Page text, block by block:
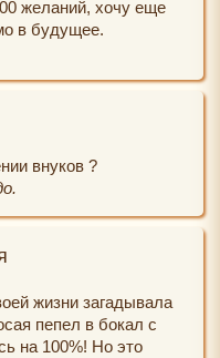
желаний, хочу еще
в будущее.
внуков ?
жизни загадывала
пепел в бокал с
на 100%! Но это